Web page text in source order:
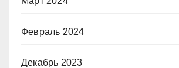
Февраль 2024
Декабрь 2023